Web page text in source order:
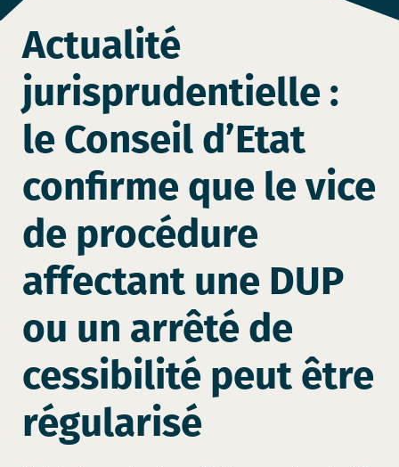
Actualité
jurisprudentielle :
le Conseil d’Etat
confirme que le vice
de procédure
affectant une DUP
ou un arrêté de
cessibilité peut être
régularisé